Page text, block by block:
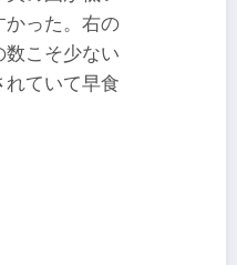
かった。右の
数こそ少ない
れていて早食